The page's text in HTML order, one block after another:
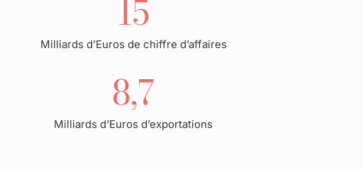
15
Milliards d’Euros de chiffre d’affaires
8,7
Milliards d’Euros d’exportations